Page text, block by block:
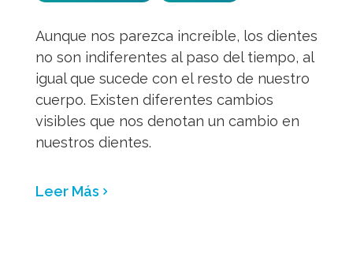
Aunque nos parezca increíble, los dientes
no son indiferentes al paso del tiempo, al
igual que sucede con el resto de nuestro
cuerpo. Existen diferentes cambios
visibles que nos denotan un cambio en
nuestros dientes.
Leer Más